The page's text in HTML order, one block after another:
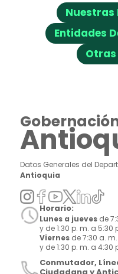
Nuestras
Entidades
Otras
Datos Generales del
Antioquia
Horario:
Lunes a jueves de
y de 1:30 p. m. a 5:30
Viernes de 7:30 a.
y de 1:30 p. m. a 4:30
Conmutador,